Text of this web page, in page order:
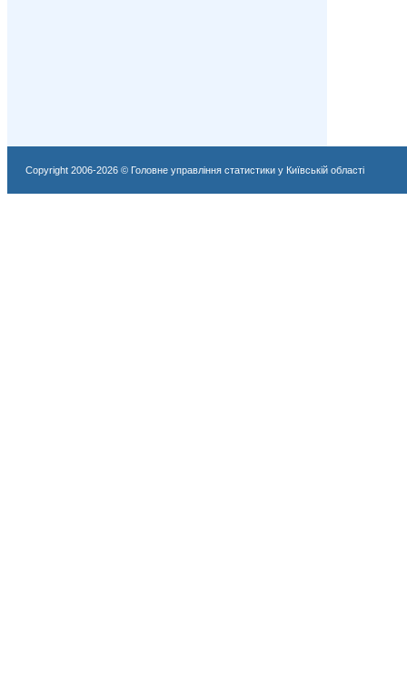
Copyright 2006-2026 © Головне управління статистики у Київській області